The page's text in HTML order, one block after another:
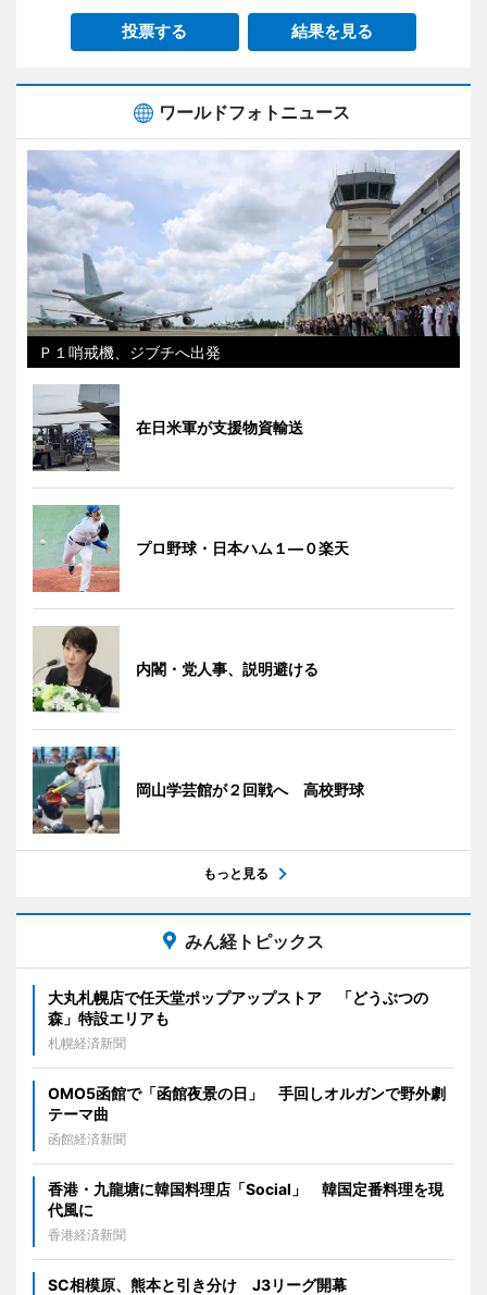
投票する 結果を見る
ワールドフォトニュース
Ｐ１哨戒機、ジブチへ出発
在日米軍が支援物資輸送
プロ野球・日本ハム１―０楽天
内閣・党人事、説明避ける
岡山学芸館が２回戦へ 高校野球
もっと見る
みん経トピックス
大丸札幌店で任天堂ポップアップストア 「どうぶつの
森」特設エリアも
札幌経済新聞
OMO5函館で「函館夜景の日」 手回しオルガンで野外劇
テーマ曲
函館経済新聞
香港・九龍塘に韓国料理店「Social」 韓国定番料理を現
代風に
香港経済新聞
SC相模原、熊本と引き分け J3リーグ開幕